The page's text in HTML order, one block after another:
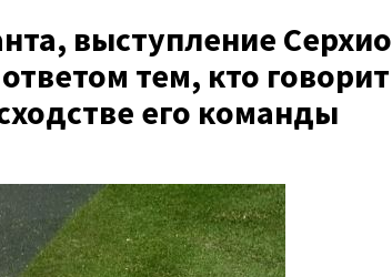
выступление Серхио
тем, кто говорит
его команды